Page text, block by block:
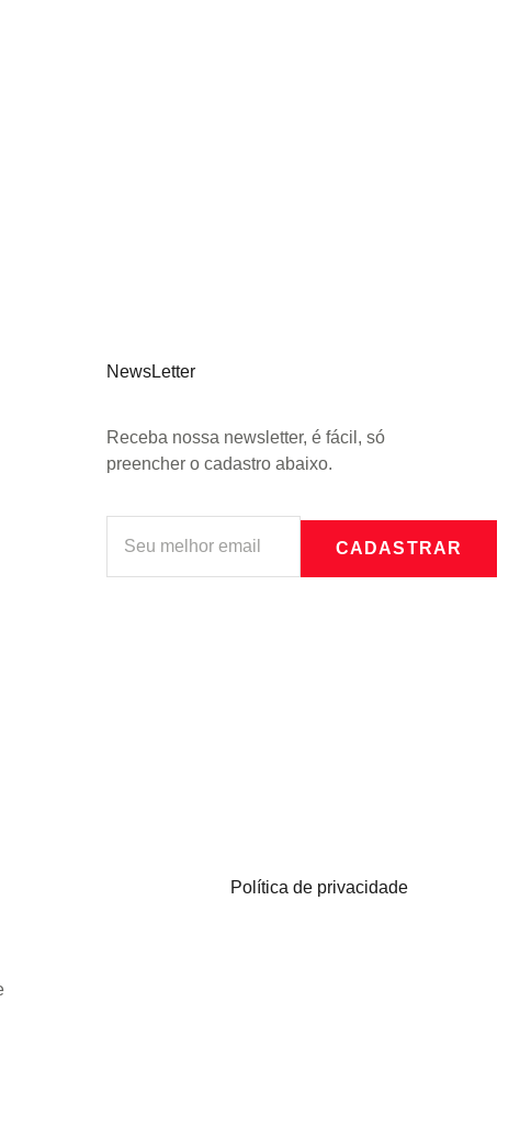
NewsLetter
Receba nossa newsletter, é fácil, só
preencher o cadastro abaixo.
CADASTRAR
Política de privacidade